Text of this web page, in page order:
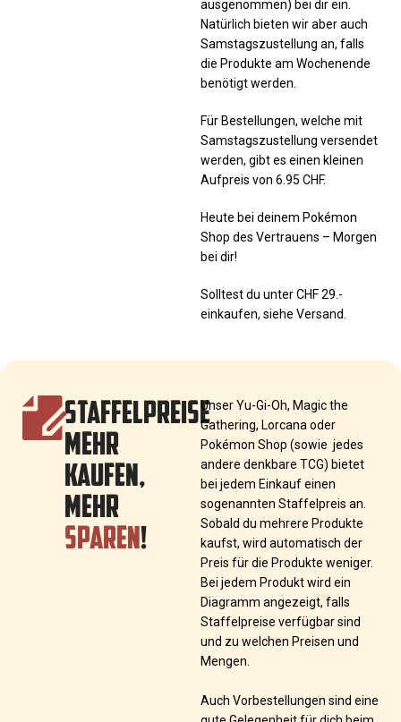
ausgenommen) bei dir ein.
Natürlich bieten wir aber auch
Samstagszustellung an, falls
die Produkte am Wochenende
benötigt werden.
Für Bestellungen, welche mit
Samstagszustellung versendet
werden, gibt es einen kleinen
Aufpreis von 6.95 CHF.
Heute bei deinem Pokémon
Shop des Vertrauens – Morgen
bei dir!
Solltest du unter CHF 29.-
einkaufen, siehe Versand.
STAFFELPREISE
MEHR
KAUFEN,
MEHR
SPAREN!
Unser Yu-Gi-Oh, Magic the
Gathering, Lorcana oder
Pokémon Shop (sowie jedes
andere denkbare TCG) bietet
bei jedem Einkauf einen
sogenannten Staffelpreis an.
Sobald du mehrere Produkte
kaufst, wird automatisch der
Preis für die Produkte weniger.
Bei jedem Produkt wird ein
Diagramm angezeigt, falls
Staffelpreise verfügbar sind
und zu welchen Preisen und
Mengen.
Auch Vorbestellungen sind eine